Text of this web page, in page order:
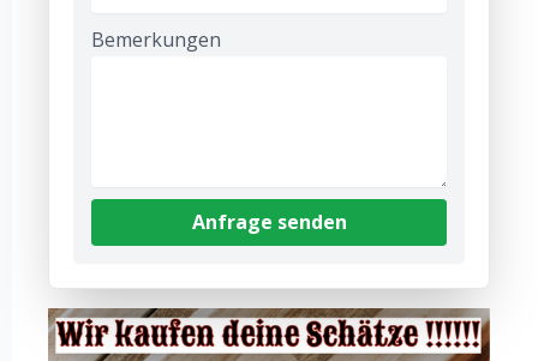
Bemerkungen
Anfrage senden